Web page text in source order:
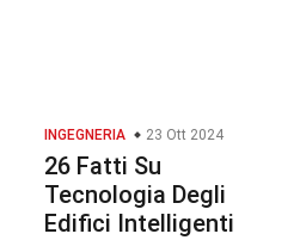
INGEGNERIA 23 Ott 2024
26 Fatti Su
Tecnologia Degli
Edifici Intelligenti